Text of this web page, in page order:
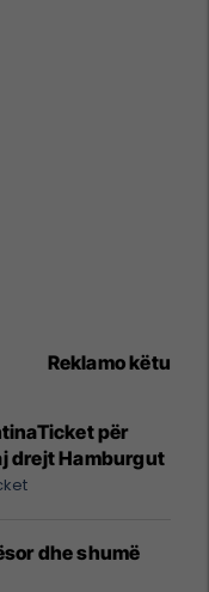
Reklamo këtu
për
drejt Hamburgut
dhe shumë